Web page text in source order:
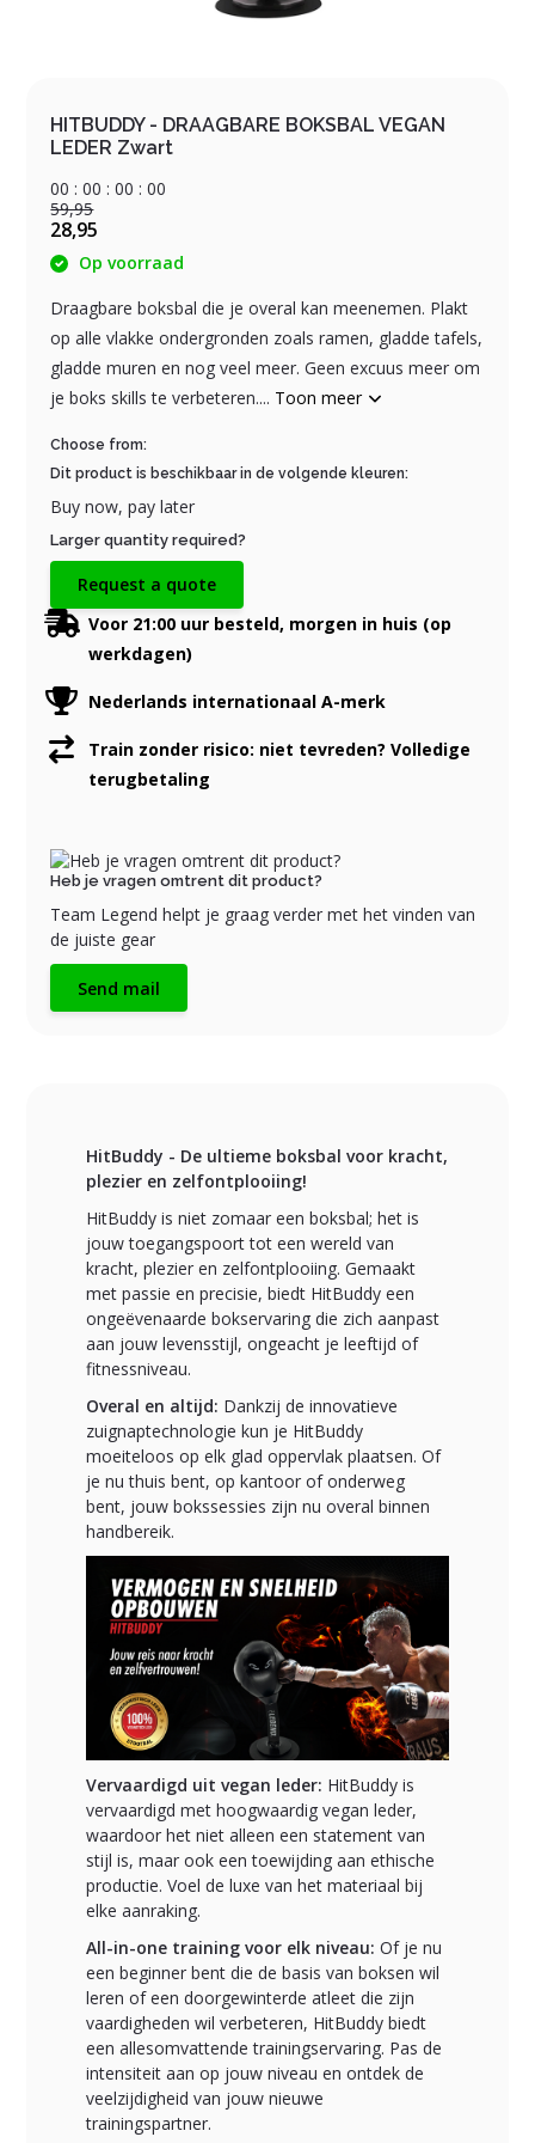
HITBUDDY - DRAAGBARE BOKSBAL VEGAN
LEDER Zwart
00 :00 :00 :00
59,95
28,95
Op voorraad
Draagbare boksbal die je overal kan meenemen. Plakt
op alle vlakke ondergronden zoals ramen, gladde tafels,
gladde muren en nog veel meer. Geen excuus meer om
je boks skills te verbeteren.... Toon meer
Choose from:
Dit product is beschikbaar in de volgende kleuren:
Buy now, pay later
Larger quantity required?
Request a quote
Voor 21:00 uur besteld, morgen in huis (op
werkdagen)
Nederlands internationaal A-merk
Train zonder risico: niet tevreden? Volledige
terugbetaling
Heb je vragen omtrent dit product?
Team Legend helpt je graag verder met het vinden van
de juiste gear
Send mail
HitBuddy - De ultieme boksbal voor kracht,
plezier en zelfontplooiing!
HitBuddy is niet zomaar een boksbal; het is
jouw toegangspoort tot een wereld van
kracht, plezier en zelfontplooiing. Gemaakt
met passie en precisie, biedt HitBuddy een
ongeëvenaarde bokservaring die zich aanpast
aan jouw levensstijl, ongeacht je leeftijd of
fitnessniveau.
Overal en altijd: Dankzij de innovatieve
zuignaptechnologie kun je HitBuddy
moeiteloos op elk glad oppervlak plaatsen. Of
je nu thuis bent, op kantoor of onderweg
bent, jouw bokssessies zijn nu overal binnen
handbereik.
Vervaardigd uit vegan leder: HitBuddy is
vervaardigd met hoogwaardig vegan leder,
waardoor het niet alleen een statement van
stijl is, maar ook een toewijding aan ethische
productie. Voel de luxe van het materiaal bij
elke aanraking.
All-in-one training voor elk niveau: Of je nu
een beginner bent die de basis van boksen wil
leren of een doorgewinterde atleet die zijn
vaardigheden wil verbeteren, HitBuddy biedt
een allesomvattende trainingservaring. Pas de
intensiteit aan op jouw niveau en ontdek de
veelzijdigheid van jouw nieuwe
trainingspartner.